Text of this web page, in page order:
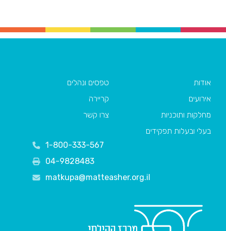
אודות
אירועים
מחלקות ותוכניות
בעלי ובעלות תפקידים
טפסים ונהלים
קריירה
צרו קשר
1-800-333-567
04-9828483
matkupa@matteasher.org.il